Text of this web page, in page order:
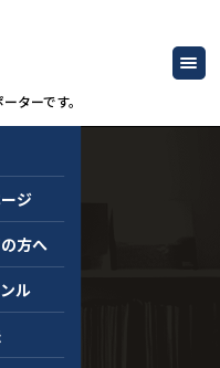
ターです。
ジ
方へ
ル